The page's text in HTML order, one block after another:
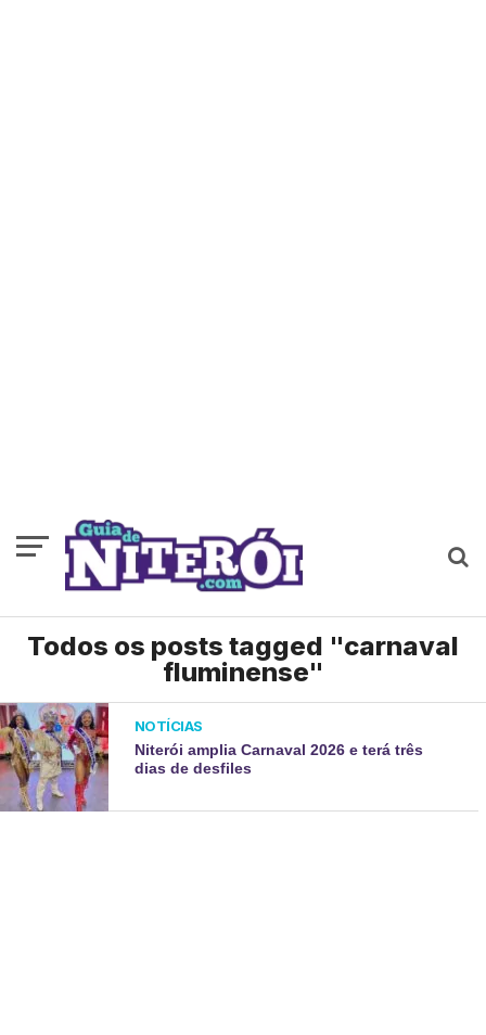
Todos os posts tagged "carnaval
fluminense"
NOTÍCIAS
Niterói amplia Carnaval 2026 e terá três
dias de desfiles